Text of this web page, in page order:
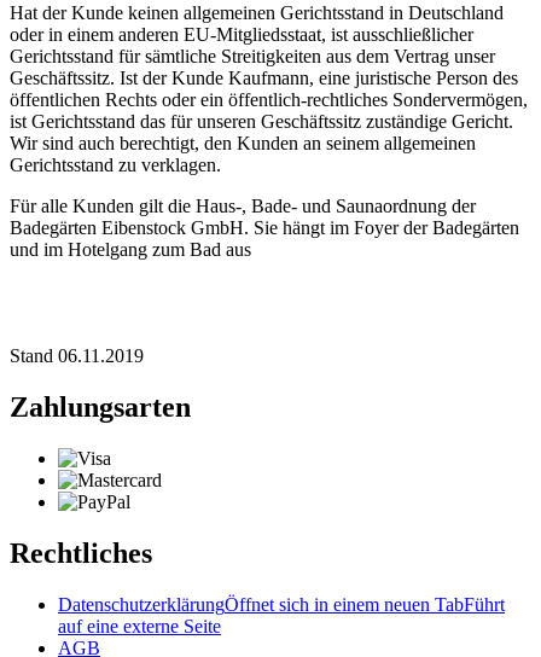
Hat der Kunde keinen allgemeinen Gerichtsstand in Deutschland
oder in einem anderen EU-Mitgliedsstaat, ist ausschließlicher
Gerichtsstand für sämtliche Streitigkeiten aus dem Vertrag unser
Geschäftssitz. Ist der Kunde Kaufmann, eine juristische Person des
öffentlichen Rechts oder ein öffentlich-rechtliches Sondervermögen,
ist Gerichtsstand das für unseren Geschäftssitz zuständige Gericht.
Wir sind auch berechtigt, den Kunden an seinem allgemeinen
Gerichtsstand zu verklagen.
Für alle Kunden gilt die Haus-, Bade- und Saunaordnung der
Badegärten Eibenstock GmbH. Sie hängt im Foyer der Badegärten
und im Hotelgang zum Bad aus
Stand 06.11.2019
Zahlungsarten
Rechtliches
DatenschutzerklärungÖffnet sich in einem neuen TabFührt
auf eine externe Seite
AGB